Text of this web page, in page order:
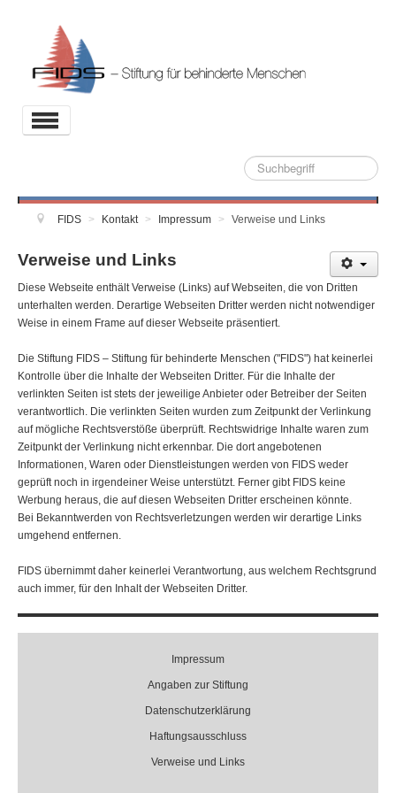
Toggle
Navigation
Stiftung
Kontakt
Suche
FIDS > Kontakt > Impressum > Verweise und Links
Verweise und Links
Diese Webseite enthält Verweise (Links) auf Webseiten, die von Dritten
unterhalten werden. Derartige Webseiten Dritter werden nicht notwendiger
Weise in einem Frame auf dieser Webseite präsentiert.
Die Stiftung FIDS – Stiftung für behinderte Menschen ("FIDS") hat keinerlei
Kontrolle über die Inhalte der Webseiten Dritter. Für die Inhalte der
verlinkten Seiten ist stets der jeweilige Anbieter oder Betreiber der Seiten
verantwortlich. Die verlinkten Seiten wurden zum Zeitpunkt der Verlinkung
auf mögliche Rechtsverstöße überprüft. Rechtswidrige Inhalte waren zum
Zeitpunkt der Verlinkung nicht erkennbar. Die dort angebotenen
Informationen, Waren oder Dienstleistungen werden von FIDS weder
geprüft noch in irgendeiner Weise unterstützt. Ferner gibt FIDS keine
Werbung heraus, die auf diesen Webseiten Dritter erscheinen könnte.
Bei Bekanntwerden von Rechtsverletzungen werden wir derartige Links
umgehend entfernen.
FIDS übernimmt daher keinerlei Verantwortung, aus welchem Rechtsgrund
auch immer, für den Inhalt der Webseiten Dritter.
Impressum
Angaben zur Stiftung
Datenschutzerklärung
Haftungsausschluss
Verweise und Links